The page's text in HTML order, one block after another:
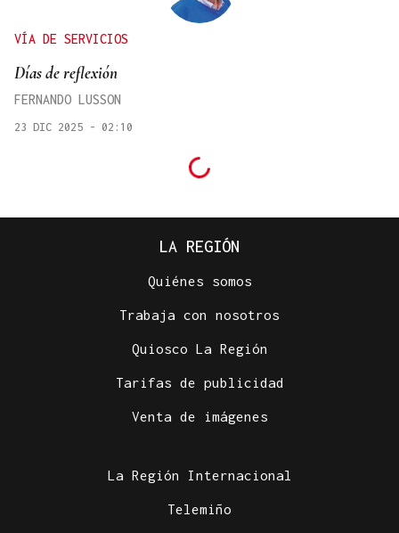
VÍA DE SERVICIOS
Días de reflexión
FERNANDO LUSSON
23 DIC 2025 - 02:10
LA REGIÓN
Quiénes somos
Trabaja con nosotros
Quiosco La Región
Tarifas de publicidad
Venta de imágenes
La Región Internacional
Telemiño